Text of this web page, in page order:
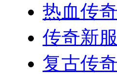
热血传
传奇新服
复古传奇